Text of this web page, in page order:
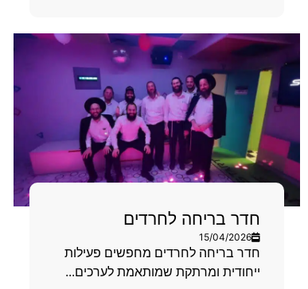
חדר בריחה לחרדים
15/04/2026
חדר בריחה לחרדים מחפשים פעילות
ייחודית ומרתקת שמותאמת לערכים...